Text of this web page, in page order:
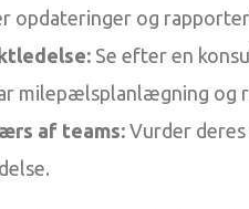
opdateringer og
Se efter en
milepælsplanlægning og
af teams: Vurder